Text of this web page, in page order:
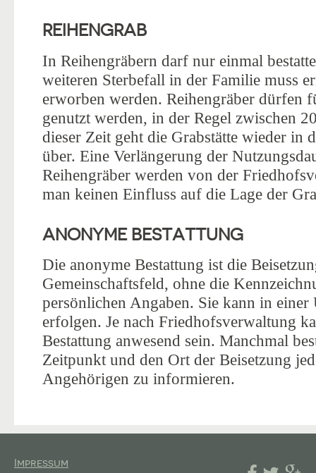
REIHENGRAB
In Reihengräbern darf nur einmal
weiteren Sterbefall in der Familie muss
erworben werden. Reihengräber dürfen
genutzt werden, in der Regel zwischen
dieser Zeit geht die Grabstätte wieder in
über. Eine Verlängerung der
Reihengräber werden von der
man keinen Einfluss auf die Lage der
ANONYME BESTATTUNG
Die anonyme Bestattung ist die
Gemeinschaftsfeld, ohne die
persönlichen Angaben. Sie kann in einer
erfolgen. Je nach Friedhofsverwaltung
Bestattung anwesend sein. Manchmal
Zeitpunkt und den Ort der Beisetzung
Angehörigen zu informieren.
Impressum